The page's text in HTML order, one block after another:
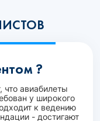
?
что авиабилеты
у широкого
к ведению
- достигают